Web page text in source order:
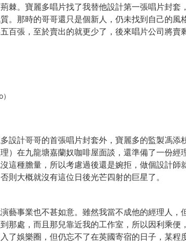
棘。寶麗多唱片找了我替他設計第一張唱片封
。那時的哥哥還只是個新人，仍未找到自己的
百張，至於賣出的就更少了，後來唱片公司將
設計哥哥的首張唱片封套外，寶麗多的監製馮
）在九龍塘嘉蘭奴咖啡屋面談，還準備了一份
這種膽量，所以考慮過後還是婉拒，做個設計
大概就沒有這位日後光芒四射的巨星了。
藝事業也不甚如意。雖然我當不成他的經理人
那處，而且那兒靠近我的工作室，所以因利乘
了娛樂圈，但仍忘不了在英國寄宿的日子，某